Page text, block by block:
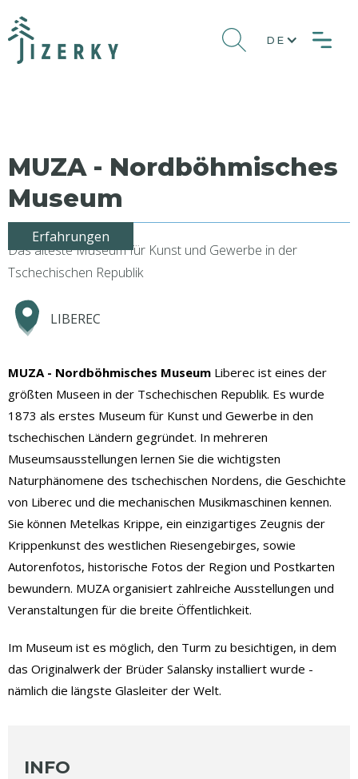
DE
MUZA - Nordböhmisches
Museum
Erfahrungen
Das älteste Museum für Kunst und Gewerbe in der
Tschechischen Republik
LIBEREC
MUZA - Nordböhmisches Museum Liberec ist eines der
größten Museen in der Tschechischen Republik. Es wurde
1873 als erstes Museum für Kunst und Gewerbe in den
tschechischen Ländern gegründet. In mehreren
Museumsausstellungen lernen Sie die wichtigsten
Naturphänomene des tschechischen Nordens, die Geschichte
von Liberec und die mechanischen Musikmaschinen kennen.
Sie können Metelkas Krippe, ein einzigartiges Zeugnis der
Krippenkunst des westlichen Riesengebirges, sowie
Autorenfotos, historische Fotos der Region und Postkarten
bewundern. MUZA organisiert zahlreiche Ausstellungen und
Veranstaltungen für die breite Öffentlichkeit.
Im Museum ist es möglich, den Turm zu besichtigen, in dem
das Originalwerk der Brüder Salansky installiert wurde -
nämlich die längste Glasleiter der Welt.
INFO